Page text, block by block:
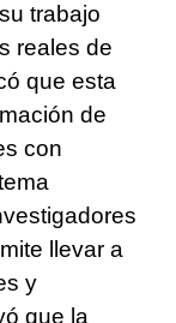
trabajo
reales de
que esta
de
con
llevar a
y
que la